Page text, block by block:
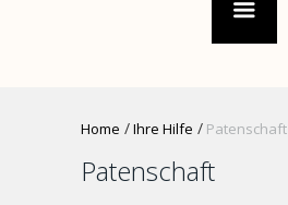
Home Ihre Hilfe Patenschaft
Patenschaft